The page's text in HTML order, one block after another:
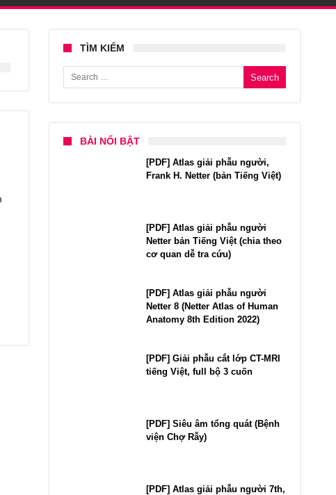
TÌM KIẾM
Search for:
BÀI NỔI BẬT
[PDF] Atlas giải phẫu người,
Frank H. Netter (bản Tiếng Việt)
[PDF] Atlas giải phẫu người
Netter bản Tiếng Việt (chia theo
cơ quan dễ tra cứu)
[PDF] Atlas giải phẫu người
Netter 8 (Netter Atlas of Human
Anatomy 8th Edition 2022)
[PDF] Giải phẫu cắt lớp CT-MRI
tiếng Việt, full bộ 3 cuốn
[PDF] Siêu âm tổng quát (Bệnh
viện Chợ Rẫy)
[PDF] Atlas giải phẫu người 7th,